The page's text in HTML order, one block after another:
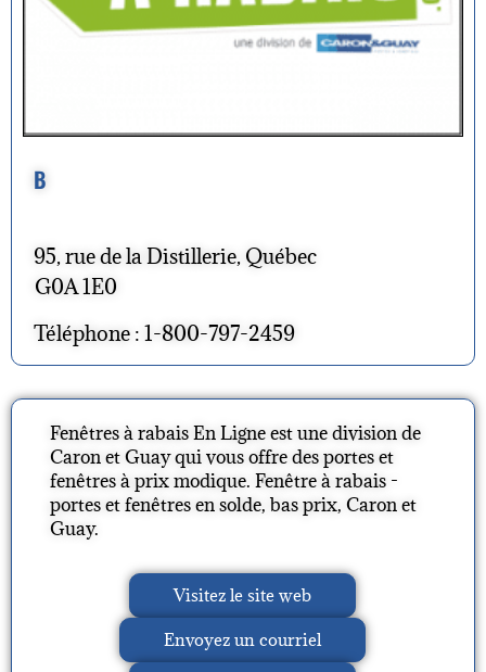
B
95, rue de la Distillerie, Québec
G0A 1E0
Téléphone : 1-800-797-2459
Fenêtres à rabais En Ligne est une division de
Caron et Guay qui vous offre des portes et
fenêtres à prix modique. Fenêtre à rabais -
portes et fenêtres en solde, bas prix, Caron et
Guay.
Visitez le site web
Envoyez un courriel